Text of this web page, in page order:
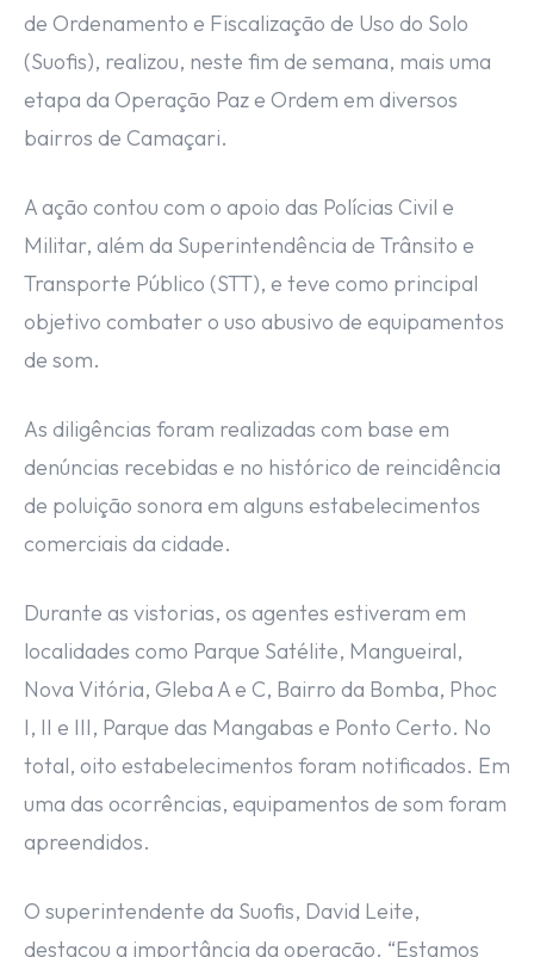
de Ordenamento e Fiscalização de Uso do Solo
(Suofis), realizou, neste fim de semana, mais uma
etapa da Operação Paz e Ordem em diversos
bairros de Camaçari.
A ação contou com o apoio das Polícias Civil e
Militar, além da Superintendência de Trânsito e
Transporte Público (STT), e teve como principal
objetivo combater o uso abusivo de equipamentos
de som.
As diligências foram realizadas com base em
denúncias recebidas e no histórico de reincidência
de poluição sonora em alguns estabelecimentos
comerciais da cidade.
Durante as vistorias, os agentes estiveram em
localidades como Parque Satélite, Mangueiral,
Nova Vitória, Gleba A e C, Bairro da Bomba, Phoc
I, II e III, Parque das Mangabas e Ponto Certo. No
total, oito estabelecimentos foram notificados. Em
uma das ocorrências, equipamentos de som foram
apreendidos.
O superintendente da Suofis, David Leite,
destacou a importância da operação. “Estamos